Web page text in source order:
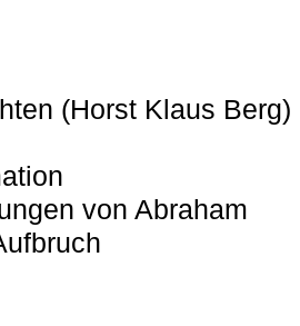
(Horst Klaus Berg)
von Abraham